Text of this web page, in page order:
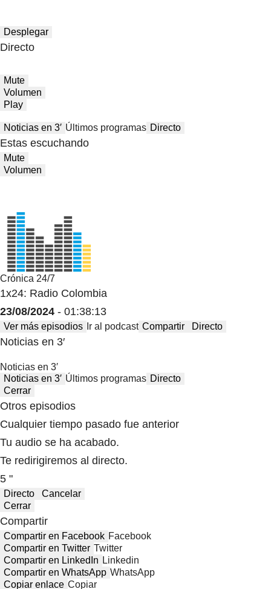
Desplegar
Directo
Mute
Volumen
Play
Noticias en 3′ Últimos programas Directo
Estas escuchando
Mute
Volumen
Crónica 24/7
1x24: Radio Colombia
23/08/2024 - 01:38:13
Ver más episodios Ir al podcast Compartir Directo
Noticias en 3′
Noticias en 3′
Noticias en 3′ Últimos programas Directo
Cerrar
Otros episodios
Cualquier tiempo pasado fue anterior
Tu audio se ha acabado.
Te redirigiremos al directo.
5 "
Directo
Cancelar
Cerrar
Compartir
Compartir en Facebook Facebook
Compartir en Twitter Twitter
Compartir en LinkedIn Linkedin
Compartir en WhatsApp WhatsApp
Copiar enlace Copiar